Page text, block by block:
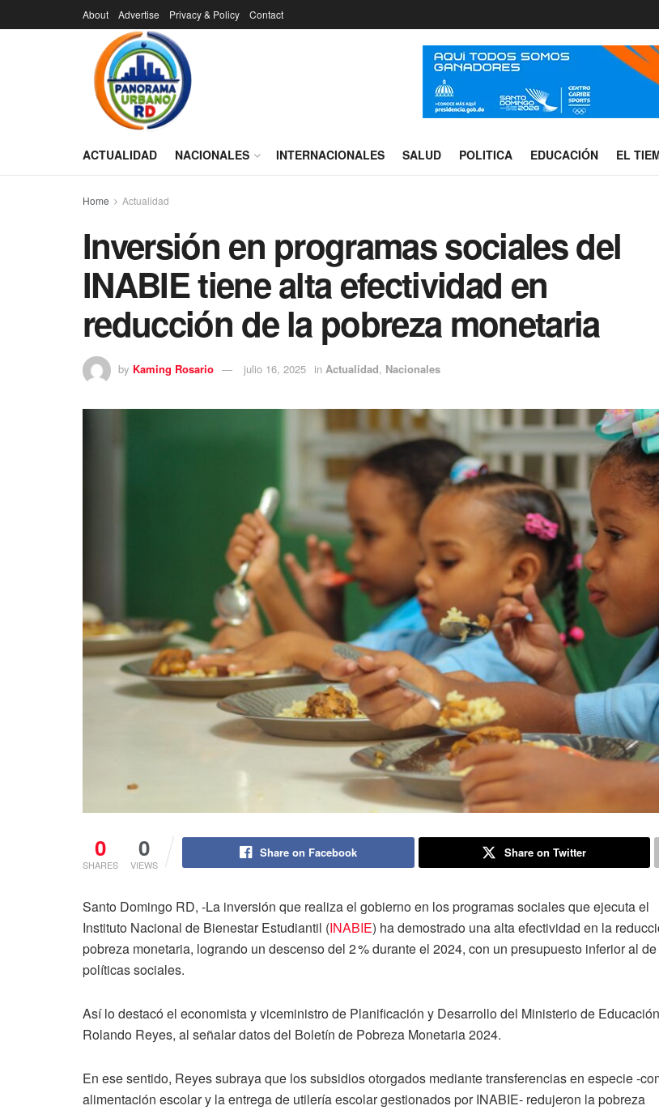
About Advertise Privacy & Policy Contact
ACTUALIDAD NACIONALES INTERNACIONALES SALUD POLITICA EDUCACIÓN EL
Home Actualidad
Inversión en programas sociales del
INABIE tiene alta efectividad en
reducción de la pobreza monetaria
by Kaming Rosario julio 16, 2025 in Actualidad, Nacionales
0
SHARES
0
VIEWS
Share on Facebook Share on Twitter
Santo Domingo RD, -La inversión que realiza el gobierno en los programas sociales que ejecuta el
Instituto Nacional de Bienestar Estudiantil (INABIE) ha demostrado una alta efectividad en la
pobreza monetaria, logrando un descenso del 2 % durante el 2024, con un presupuesto inferior al
políticas sociales.
Así lo destacó el economista y viceministro de Planificación y Desarrollo del Ministerio de
Rolando Reyes, al señalar datos del Boletín de Pobreza Monetaria 2024.
En ese sentido, Reyes subraya que los subsidios otorgados mediante transferencias en especie -
alimentación escolar y la entrega de utilería escolar gestionados por INABIE- redujeron la pobreza